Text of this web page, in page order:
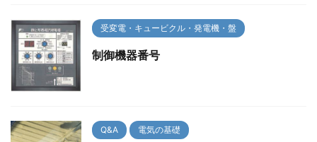
受変電・キュービクル・発電機・盤
制御機器番号
Q&A 電気の基礎